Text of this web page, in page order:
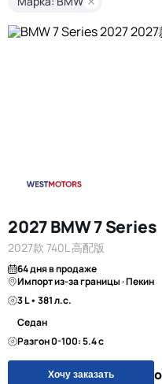
2027 BMW 7 Series
2027款 740L 高配版
64 дня в продаже
Импорт из-за границы · Пекин
3 L • 381 л.с.
Седан
Разгон 0-100: 5.4 с
Хочу заказать